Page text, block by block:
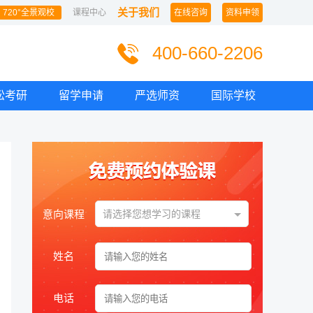
资料申领
在线咨询
关于我们
课程中心
720°全景观校
400-660-2206
考研 留学申请 严选师资 国际学校
意向课程 请选择您想学习的课程
姓名
电话